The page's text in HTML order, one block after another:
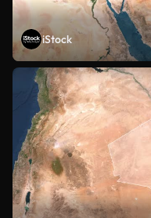
iStock